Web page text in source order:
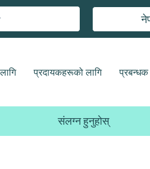
प्रदायकहरूको लागि
संलग्न हुनुहोस्